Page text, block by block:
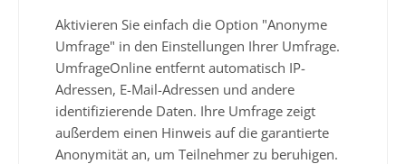
Aktivieren Sie einfach die Option "Anonyme
Umfrage" in den Einstellungen Ihrer Umfrage.
UmfrageOnline entfernt automatisch IP-
Adressen, E-Mail-Adressen und andere
identifizierende Daten. Ihre Umfrage zeigt
außerdem einen Hinweis auf die garantierte
Anonymität an, um Teilnehmer zu beruhigen.